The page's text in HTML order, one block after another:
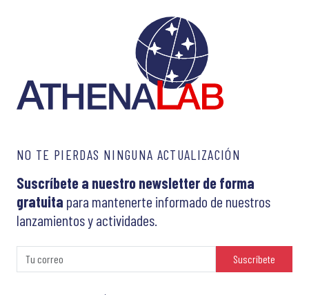
NO TE PIERDAS NINGUNA ACTUALIZACIÓN
Suscríbete a nuestro newsletter de forma
gratuita para mantenerte informado de nuestros
lanzamientos y actividades.
Suscríbete